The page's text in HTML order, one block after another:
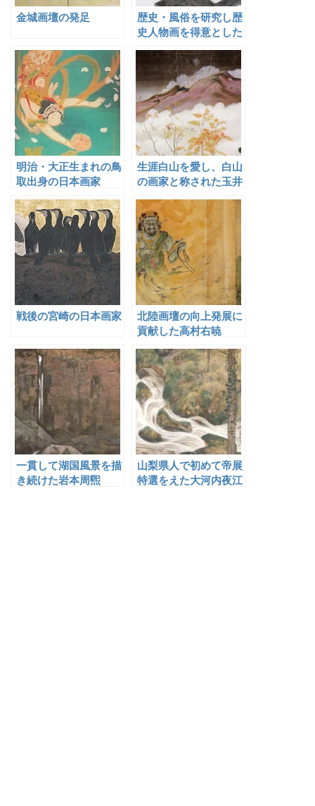
金城画壇の発足
歴史・風俗を研究し歴
史人物画を得意とした
北村明道
明治・大正生まれの鳥
取出身の日本画家
生涯白山を愛し、白山
の画家と称された玉井
敬泉
戦後の宮崎の日本画家
北陸画壇の向上発展に
貢献した高村右暁
一貫して湖国風景を描
き続けた岩本周煕
山梨県人で初めて帝展
特選をえた大河内夜江